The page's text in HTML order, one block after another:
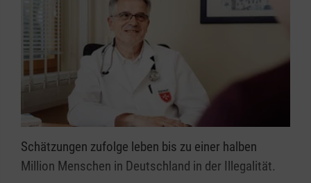
Schätzungen zufolge leben bis zu einer halben
Million Menschen in Deutschland in der Illegalität.